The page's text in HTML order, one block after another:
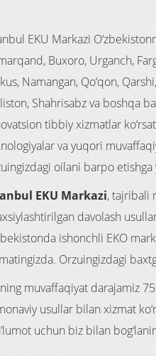
EKU Markazi
Buxoro, Urganch,
Namangan, Qo‘qon,
Shahrisabz va boshqa
tibbiy xizmatlar
va yuqori
oilani barpo
EKU Markazi, tajribali
davolash
ishonchli EKO
Orzuingizdagi
muvaffaqiyat darajamiz
usullar bilan xizmat
uchun biz bilan